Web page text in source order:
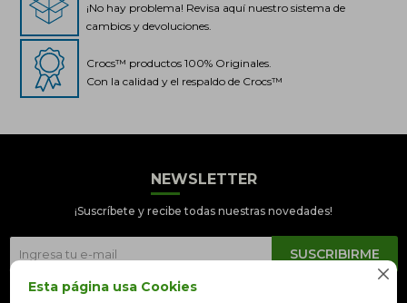

Esta página usa Cookies
Crocs Perú
● En línea
¡No hay problema! Revisa aquí nuestro sistema de
cambios y devoluciones.
Crocs™ productos 100% Originales.
Con la calidad y el respaldo de Crocs™
NEWSLETTER
¡Suscríbete y recibe todas nuestras novedades!
SUSCRIBIRME